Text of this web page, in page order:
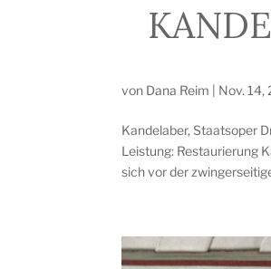
von Dana Reim Nov. 14,
Kandelaber, Staatsoper
Leistung: Restaurierung
sich vor der